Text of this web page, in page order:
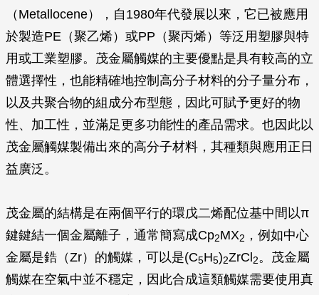
（Metallocene），自1980年代發展以來，它已被應用
於製造PE（聚乙烯）或PP（聚丙烯）等泛用塑膠與特
用或工業塑膠。茂金屬觸媒的主要優點是具有較高的立
體選擇性，也能精確地控制高分子材料的分子量分布，
以及共聚合物的組成分布型態，因此可賦予更好的物
性、加工性，並滿足更多功能性的產品需求。也因此以
茂金屬觸媒製備出來的高分子材料，其種類與應用正日
益廣泛。
茂金屬的結構是在兩個平行的環戊二烯配位基中間以π
鍵鍵結一個金屬離子，通常簡寫成Cp2MX2 ，例如中心
金屬是鋯（Zr）的觸媒，可以是(C5H5)2ZrCl 2。茂金屬
觸媒在空氣中並不穩定，因此合成這類觸媒需要使用真